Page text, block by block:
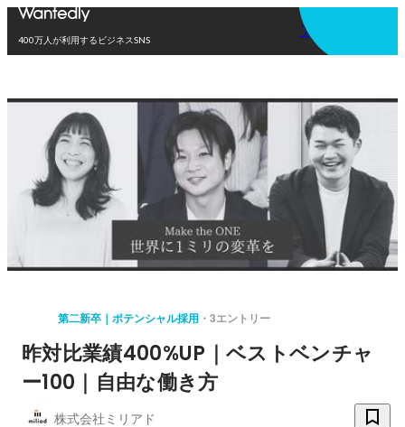
400万人が利用するビジネスSNS
アプリを使う
第二新卒｜ポテンシャル採用 3エントリー
昨対比業績400%UP｜ベストベンチャ
ー100｜自由な働き方
株式会社ミリアド